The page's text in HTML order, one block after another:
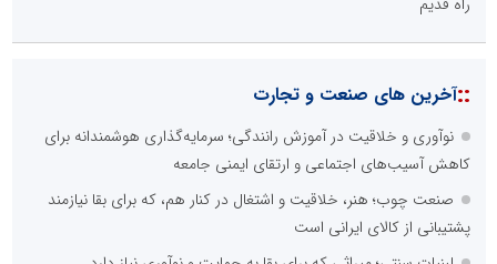
::آخرین های صنعت و تجارت
نوآوری و خلاقیت در آموزش رانندگی؛ سرمایه‌گذاری هوشمندانه برای
کاهش آسیب‌های اجتماعی و ارتقای ایمنی جامعه
صنعت چوب؛ هنر، خلاقیت و اشتغال در کنار هم، که برای بقا نیازمند
پشتیبانی از کالای ایرانی است